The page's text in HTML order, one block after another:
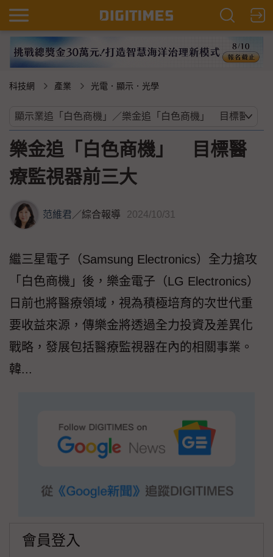
科技網 產業 光電．顯示．光學
樂金追「白色商機」 目標醫
療監視器前三大
范維君／綜合報導 2024/10/31
繼三星電子（Samsung Electronics）全力搶攻
「白色商機」後，樂金電子（LG Electronics）
日前也將醫療領域，視為積極培育的次世代重
要收益來源，傳樂金將透過全力投資及差異化
戰略，發展包括醫療監視器在內的相關事業。
韓...
會員登入